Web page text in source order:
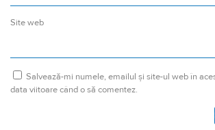
Site web
Salvează-mi numele, emailul și site-ul web în
data viitoare când o să comentez.